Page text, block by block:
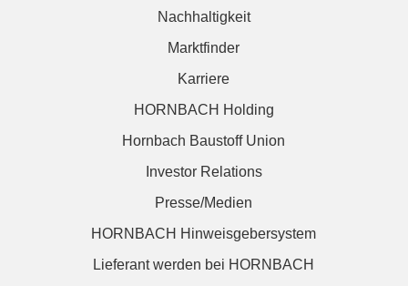
Nachhaltigkeit
Marktfinder
Karriere
HORNBACH Holding
Hornbach Baustoff Union
Investor Relations
Presse/Medien
HORNBACH Hinweisgebersystem
Lieferant werden bei HORNBACH